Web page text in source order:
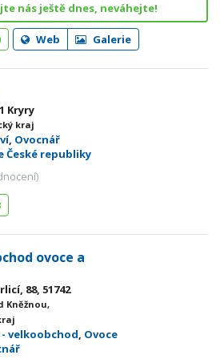
nás ještě dnes, neváhejte!
Web Galerie
Kryry
kraj
, Ovocnář
České republiky
ovoce a
88, 51742
Kněžnou,
velkoobchod, Ovoce